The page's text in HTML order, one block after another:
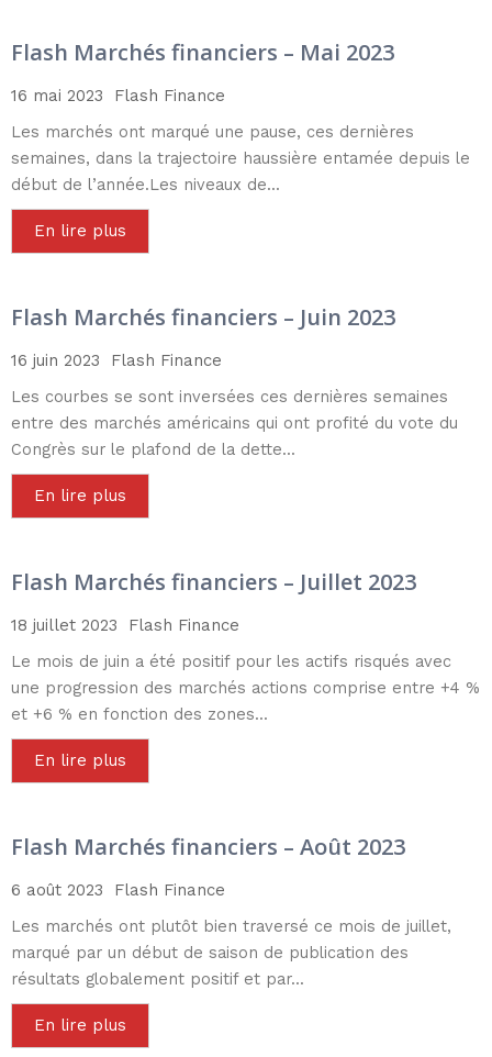
Flash Marchés financiers – Mai 2023
16 mai 2023
Flash Finance
Les marchés ont marqué une pause, ces dernières
semaines, dans la trajectoire haussière entamée depuis le
début de l’année.Les niveaux de...
En lire plus
Flash Marchés financiers – Juin 2023
16 juin 2023
Flash Finance
Les courbes se sont inversées ces dernières semaines
entre des marchés américains qui ont profité du vote du
Congrès sur le plafond de la dette...
En lire plus
Flash Marchés financiers – Juillet 2023
18 juillet 2023
Flash Finance
Le mois de juin a été positif pour les actifs risqués avec
une progression des marchés actions comprise entre +4 %
et +6 % en fonction des zones...
En lire plus
Flash Marchés financiers – Août 2023
6 août 2023
Flash Finance
Les marchés ont plutôt bien traversé ce mois de juillet,
marqué par un début de saison de publication des
résultats globalement positif et par...
En lire plus